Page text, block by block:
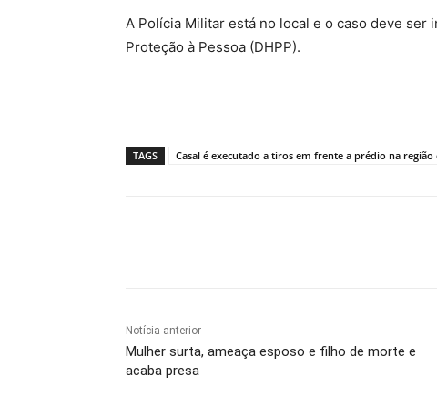
A Polícia Militar está no local e o caso deve
Proteção à Pessoa (DHPP).
TAGS Casal é executado a tiros em frente a prédio na região
Notícia anterior
Mulher surta, ameaça esposo e filho de morte e
acaba presa